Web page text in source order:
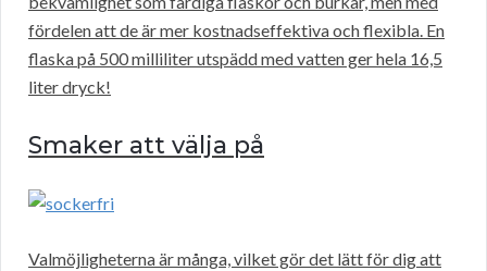
fördelen att de är mer kostnadseffektiva och flexibla. En
flaska på 500 milliliter utspädd med vatten ger hela 16,5
liter dryck!
Smaker att välja på
Valmöjligheterna är många, vilket gör det lätt för dig att